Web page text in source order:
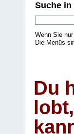
Suche in
Wenn Sie
Die Menüs
Du